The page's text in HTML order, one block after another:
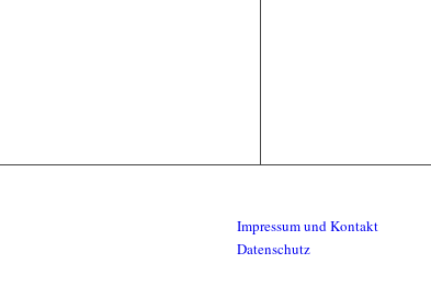
Impressum und Kontakt
Datenschutz